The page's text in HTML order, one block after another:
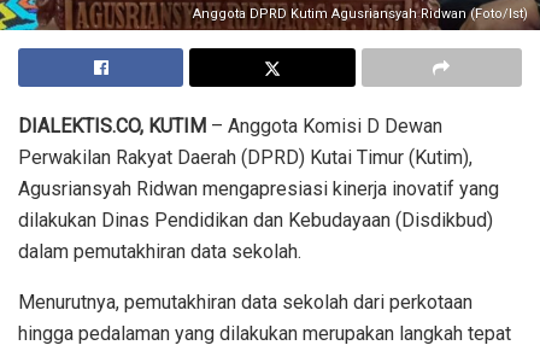
Anggota DPRD Kutim Agusriansyah Ridwan (Foto/Ist)
DIALEKTIS.CO, KUTIM – Anggota Komisi D Dewan
Perwakilan Rakyat Daerah (DPRD) Kutai Timur (Kutim),
Agusriansyah Ridwan mengapresiasi kinerja inovatif yang
dilakukan Dinas Pendidikan dan Kebudayaan (Disdikbud)
dalam pemutakhiran data sekolah.
Menurutnya, pemutakhiran data sekolah dari perkotaan
hingga pedalaman yang dilakukan merupakan langkah tepat